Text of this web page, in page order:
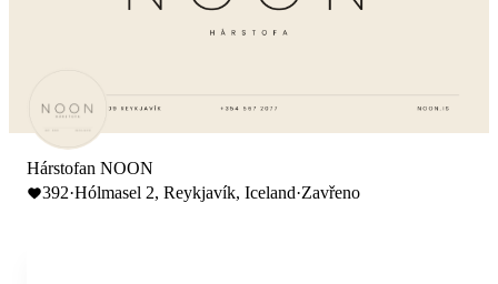
Hárstofan NOON
392·Hólmasel 2, Reykjavík, Iceland·Zavřeno